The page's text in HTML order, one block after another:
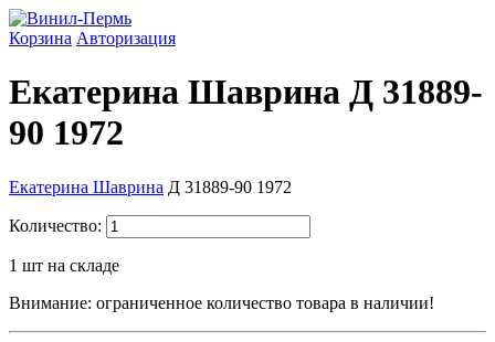
Корзина Авторизация
Екатерина Шаврина Д 31889-
90 1972
Екатерина Шаврина Д 31889-90 1972
Количество:
1 шт на складе
Внимание: ограниченное количество товара в наличии!